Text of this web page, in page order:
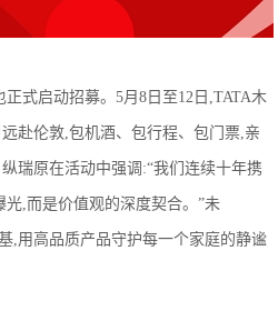
式启动招募。5月8日至12日,TATA木
赴伦敦,包机酒、包行程、包门票,亲
瑞原在活动中强调:“我们连续十年携
,而是价值观的深度契合。”未
,用高品质产品守护每一个家庭的静谧